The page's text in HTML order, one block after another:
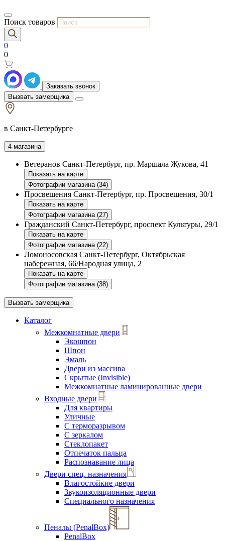
Поиск товаров
0
0
Заказать звонок
Вызвать замерщика
в Санкт-Петербурге
4 магазина
Ветеранов Санкт-Петербург, пр. Маршала Жукова, 41
Показать на карте
Фотографии магазина (34)
Просвещения Санкт-Петербург, пр. Просвещения, 30/1
Показать на карте
Фотографии магазина (27)
Гражданский Санкт-Петербург, проспект Культуры, 29/1
Показать на карте
Фотографии магазина (22)
Ломоносовская Санкт-Петербург, Октябрьская
набережная, 66/Народная улица, 2
Показать на карте
Фотографии магазина (38)
Вызвать замерщика
Каталог
Межкомнатные двери
Экошпон
Шпон
Эмаль
Двери из массива
Скрытые (Invisible)
Межкомнатные ламинированные двери
Входные двери
Для квартиры
Уличные
С терморазрывом
С зеркалом
Стеклопакет
Отпечаток пальца
Распознавание лица
Двери спец. назначения
Влагостойкие двери
Звукоизоляционные двери
Специального назначения
Пеналы (PenalBox)
PenalBox